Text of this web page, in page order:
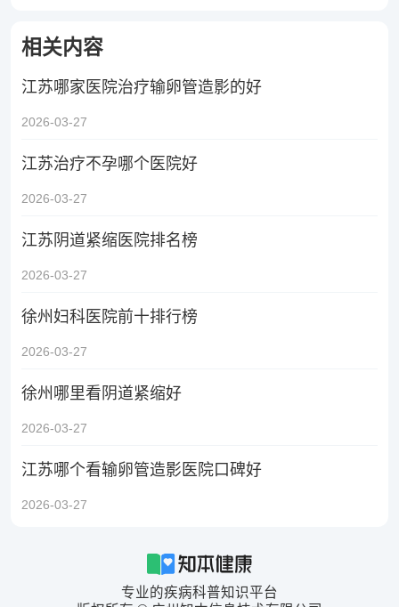
相关内容
江苏哪家医院治疗输卵管造影的好
2026-03-27
江苏治疗不孕哪个医院好
2026-03-27
江苏阴道紧缩医院排名榜
2026-03-27
徐州妇科医院前十排行榜
2026-03-27
徐州哪里看阴道紧缩好
2026-03-27
江苏哪个看输卵管造影医院口碑好
2026-03-27
专业的疾病科普知识平台